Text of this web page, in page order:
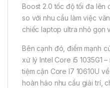
Boost 2.0 tốc độ tối đa lên
so với nhu cầu làm việc
chiếc laptop ultra nhỏ gọn
Bên cạnh đó, điểm mạnh
xử lý Intel Core i5 1035G1
tiệm cận Core I7 10610U
hoàn hảo nhu cầu giải trí,